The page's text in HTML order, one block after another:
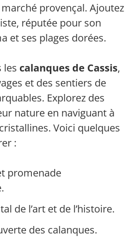
provençal. Ajoutez
réputée pour son
et ses plages dorées.
les calanques de Cassis,
et des sentiers de
Explorez des
nature en naviguant à
Voici quelques
:
promenade
de l’art et de l’histoire.
des calanques.